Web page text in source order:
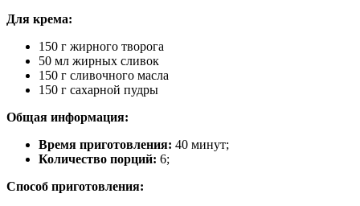
Для крема:
150 г жирного творога
50 мл жирных сливок
150 г сливочного масла
150 г сахарной пудры
Общая информация:
Время приготовления: 40 минут;
Количество порций: 6;
Способ приготовления: